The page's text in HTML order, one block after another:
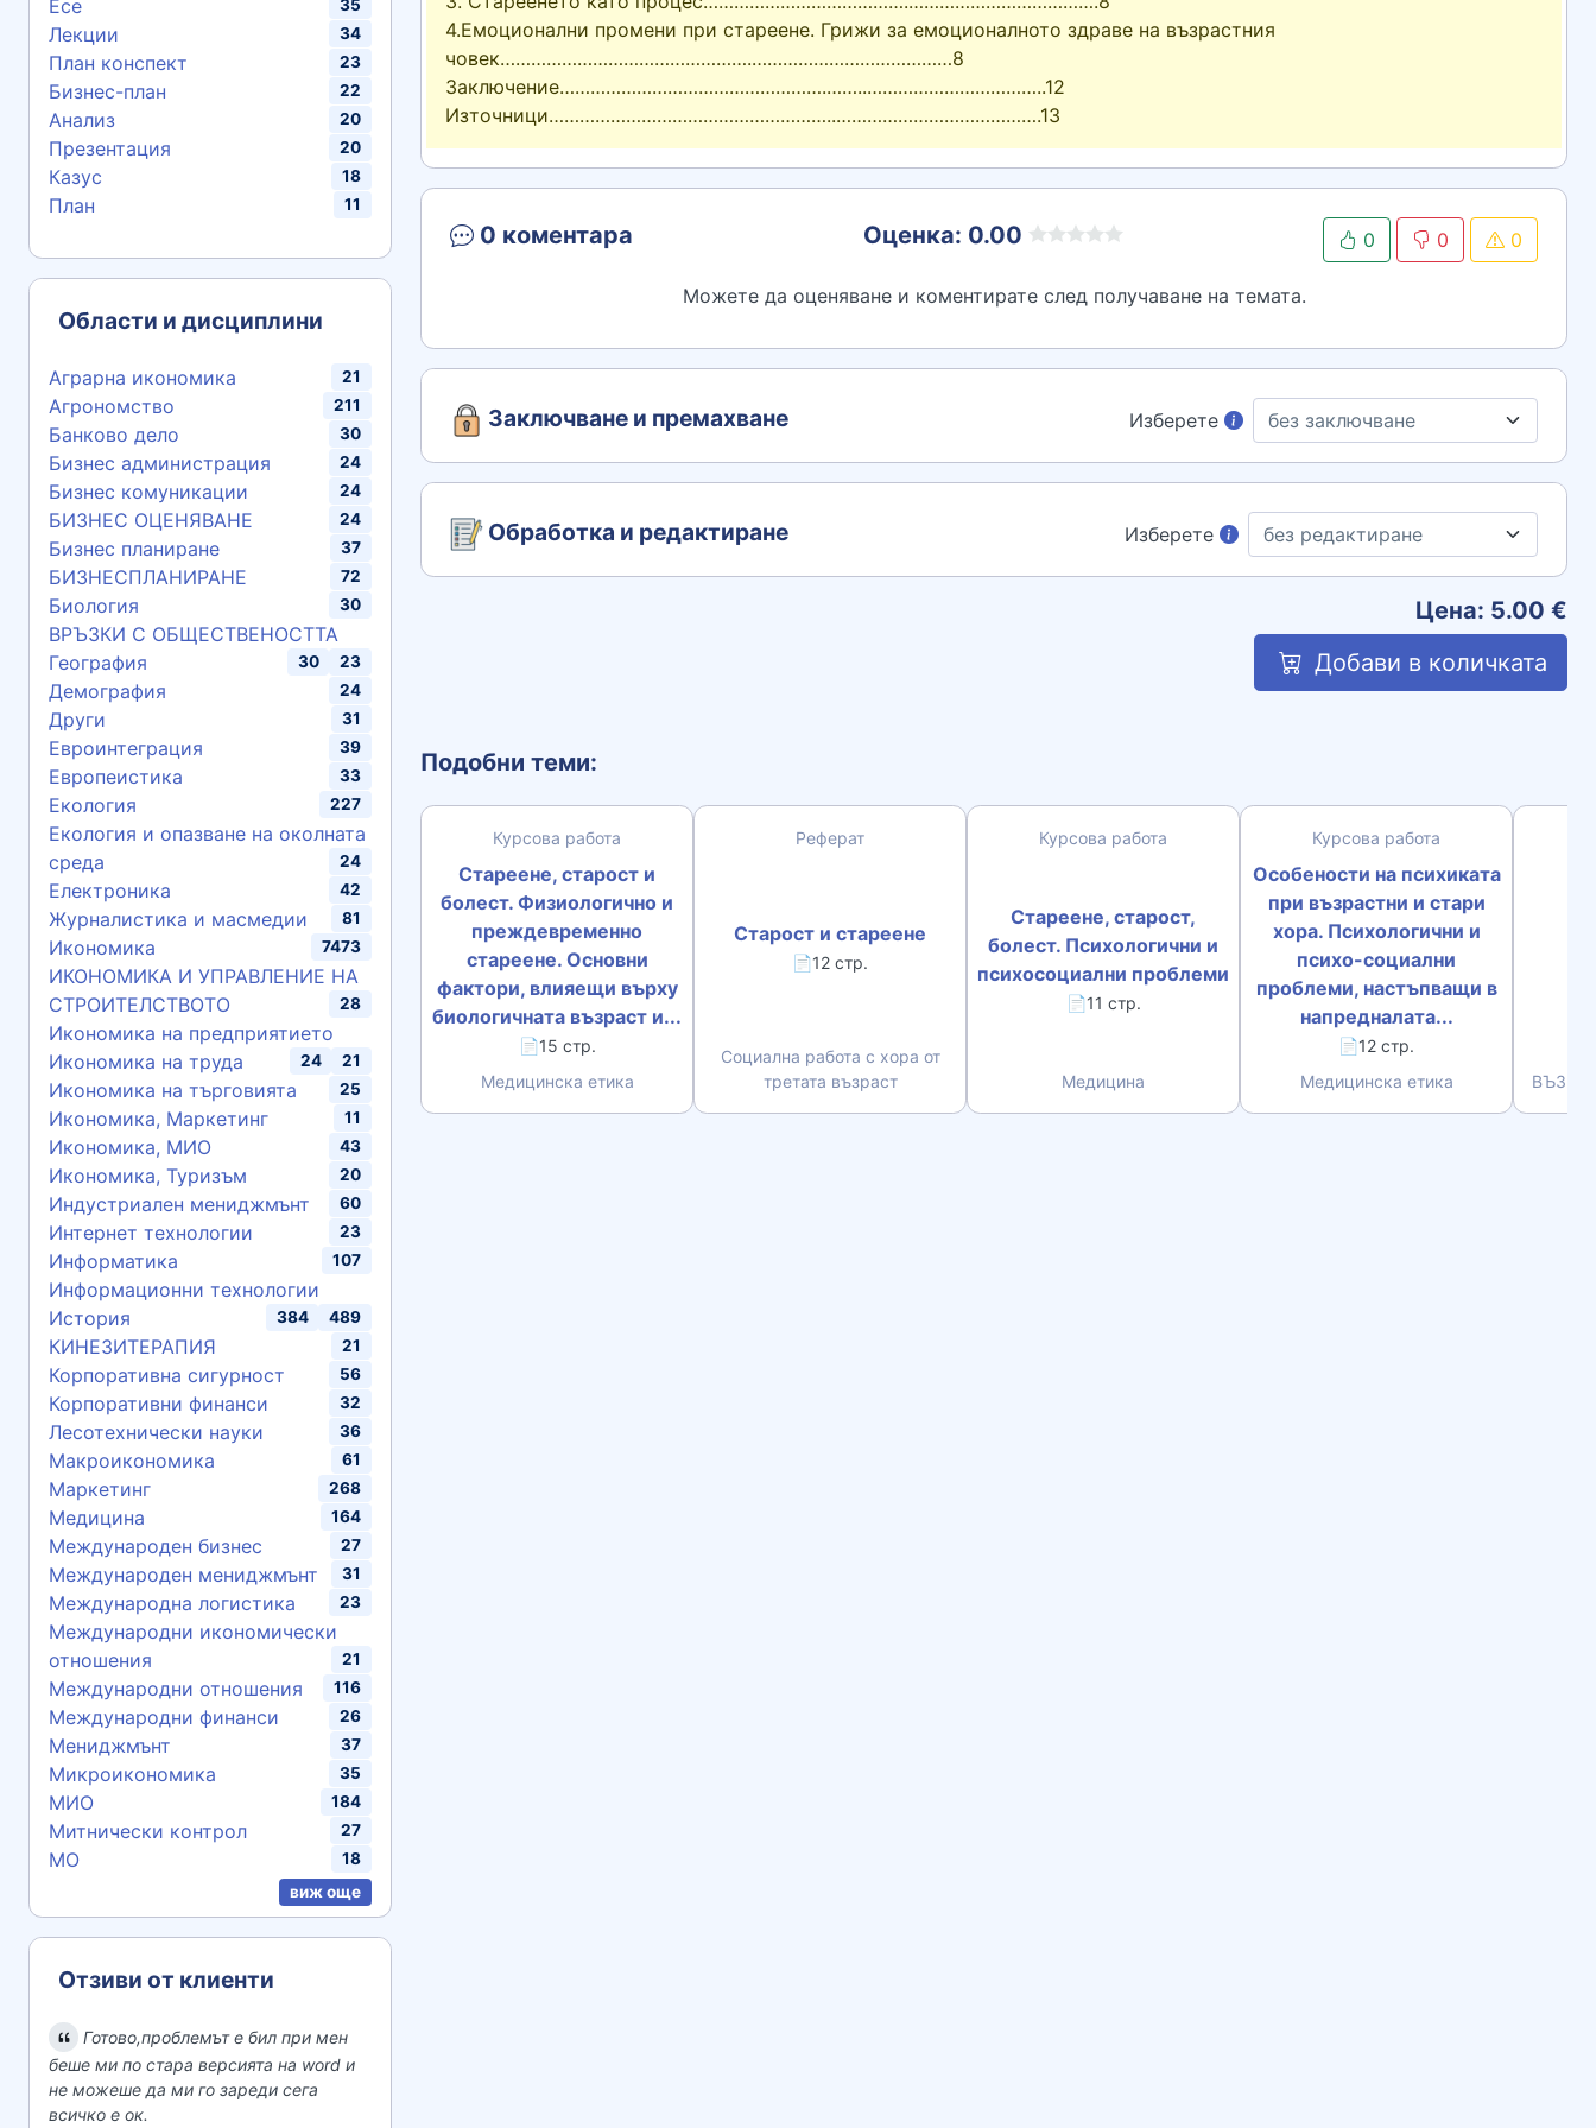
Есе 35
Лекции 34
План конспект 23
Бизнес-план 22
Анализ 20
Презентация 20
Казус 18
План 11
Области и дисциплини
Аграрна икономика 21
Агрономство 211
Банково дело 30
Бизнес администрация 24
Бизнес комуникации 24
БИЗНЕС ОЦЕНЯВАНЕ 24
Бизнес планиране 37
БИЗНЕСПЛАНИРАНЕ 72
Биология 30
ВРЪЗКИ С ОБЩЕСТВЕНОСТТА
23
География 30
Демография 24
Други 31
Евроинтеграция 39
Европеистика 33
Екология 227
Екология и опазване на околната
среда
24
Електроника 42
Журналистика и масмедии 81
Икономика 7473
ИКОНОМИКА И УПРАВЛЕНИЕ НА
СТРОИТЕЛСТВОТО
28
Икономика на предприятието
21
Икономика на труда 24
Икономика на търговията 25
Икономика, Маркетинг 11
Икономика, МИО 43
Икономика, Туризъм 20
Индустриален мениджмънт 60
Интернет технологии 23
Информатика 107
Информационни технологии
489
История 384
КИНЕЗИТЕРАПИЯ 21
Корпоративна сигурност 56
Корпоративни финанси 32
Лесотехнически науки 36
Макроикономика 61
Маркетинг 268
Медицина 164
Международен бизнес 27
Международен мениджмънт 31
Международна логистика 23
Международни икономически
отношения
21
Международни отношения 116
Международни финанси 26
Мениджмънт 37
Микроикономика 35
МИО 184
Митнически контрол 27
МО
18
виж още
Отзиви от клиенти
Готово,проблемът е бил при мен
беше ми по стара версията на word и
не можеше да ми го зареди сега
всичко е ок.
4.Емоционални промени при стареене. Грижи за емоционалното здраве на възрастния
човек………………………………………….…………………………………8
Заключение…………………………………………….……..……………………………..12
Източници………………………………………………..………………………………….13
0 коментара Оценка: 0.00 0 0 0
Можете да оценяване и коментирате след получаване на темата.
Заключване и премахване Изберете
Обработка и редактиране Изберете
Цена: 5.00 €
Добави в количката
Подобни теми:
Курсова работа
Стареене, старост и
болест. Физиологично и
преждевременно
стареене. Основни
фактори, влияещи върху
биологичната възраст и...
📄15 стр.
Медицинска етика
Реферат
Старост и стареене
📄12 стр.
Социална работа с хора от
третата възраст
Курсова работа
Стареене, старост,
болест. Психологични и
психосоциални проблеми
📄11 стр.
Медицина
Курсова работа
Особености на психиката
при възрастни и стари
хора. Психологични и
психо-социални
проблеми, настъпващи в
напредналата...
📄12 стр.
Медицинска етика